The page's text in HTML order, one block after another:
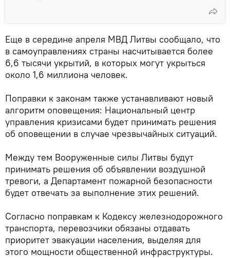
Еще в середине апреля МВД Литвы сообщало, что
в самоуправлениях страны насчитывается более
6,6 тысячи укрытий, в которых могут укрыться
около 1,6 миллиона человек.
Поправки к законам также устанавливают новый
алгоритм оповещения: Национальный центр
управления кризисами будет принимать решения
об оповещении в случае чрезвычайных ситуаций.
Между тем Вооруженные силы Литвы будут
принимать решения об объявлении воздушной
тревоги, а Департамент пожарной безопасности
будет отвечать за выполнение этих решений.
Согласно поправкам к Кодексу железнодорожного
транспорта, перевозчики обязаны отдавать
приоритет эвакуации населения, выделяя для
этого мощности общественной инфраструктуры.